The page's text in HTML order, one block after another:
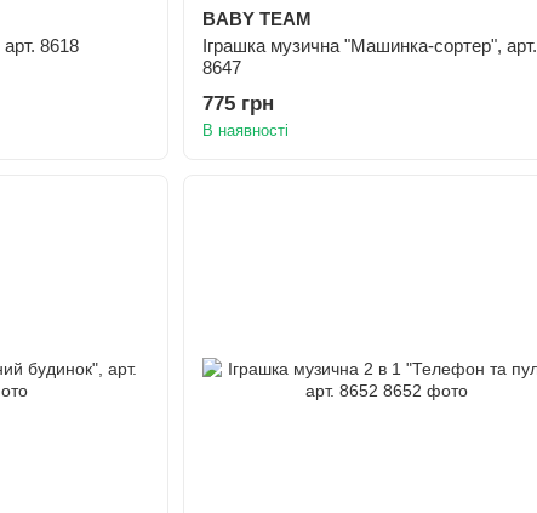
арт. 8618
BABY TEAM
Іграшка музична "Машинка-сортер", арт.
8647
775 грн
В наявності